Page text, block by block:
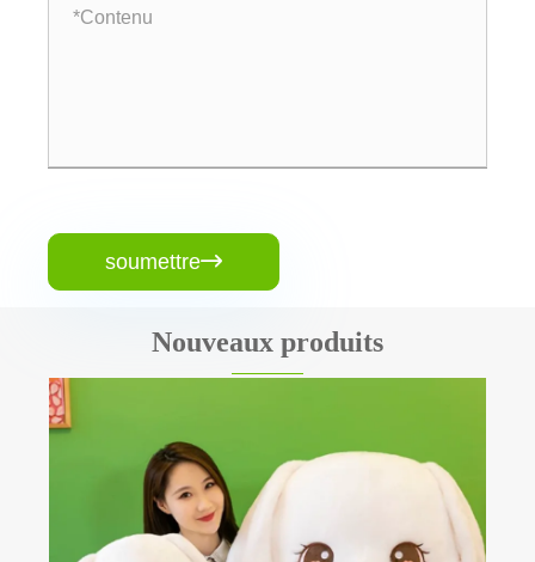
soumettre
Nouveaux produits
Jouet en peluche de chien